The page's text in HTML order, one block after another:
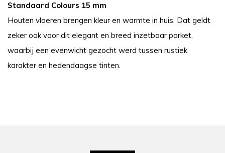
Standaard Colours 15 mm
Houten vloeren brengen kleur en warmte in huis. Dat geldt
zeker ook voor dit elegant en breed inzetbaar parket,
waarbij een evenwicht gezocht werd tussen rustiek
karakter en hedendaagse tinten.